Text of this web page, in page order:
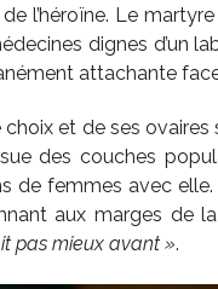
l’héroïne. Le
dignes d’un
attachante
et de ses ovaires
des couches
de femmes avec
aux marges de
pas mieux avant ».